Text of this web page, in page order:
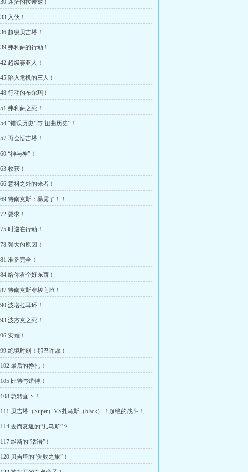
30.迷茫的拉蒂兹！
33.入伙！
36.超级贝吉塔！
39.弗利萨的行动！
42.超级赛亚人！
45.陷入危机的三人！
48.行动的布尔玛！
51.弗利萨之死！
54.“错误历史”与“扭曲历史”！
57.再会悟吉塔！
60.“神与神”！
63.收获！
66.意料之外的来者！
69.特南克斯：暴露了！！
72.要求！
75.时巡在行动！
78.强大的原因！
81.准备完全！
84.给你看个好东西！
87.特南克斯穿梭之旅！
90.波塔拉耳环！
93.波杰克之死！
96.灾难！
99.绝境时刻！那巴许愿！
102.最后的挣扎！
105.比特与诺特！
108.急转直下！
111.贝吉塔（Super）VS扎马斯（black）！超绝的战斗！
114.去而复返的“扎马斯”？
117.维斯的“话语”！
120.贝吉塔的“失败之旅”！